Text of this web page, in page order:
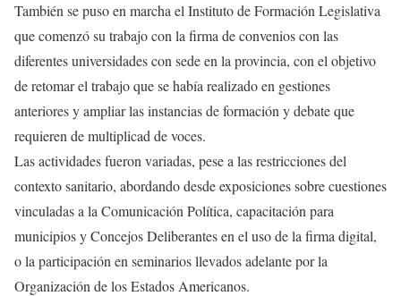
También se puso en marcha el Instituto de Formación Legislativa
que comenzó su trabajo con la firma de convenios con las
diferentes universidades con sede en la provincia, con el objetivo
de retomar el trabajo que se había realizado en gestiones
anteriores y ampliar las instancias de formación y debate que
requieren de multiplicad de voces.
Las actividades fueron variadas, pese a las restricciones del
contexto sanitario, abordando desde exposiciones sobre cuestiones
vinculadas a la Comunicación Política, capacitación para
municipios y Concejos Deliberantes en el uso de la firma digital,
o la participación en seminarios llevados adelante por la
Organización de los Estados Americanos.